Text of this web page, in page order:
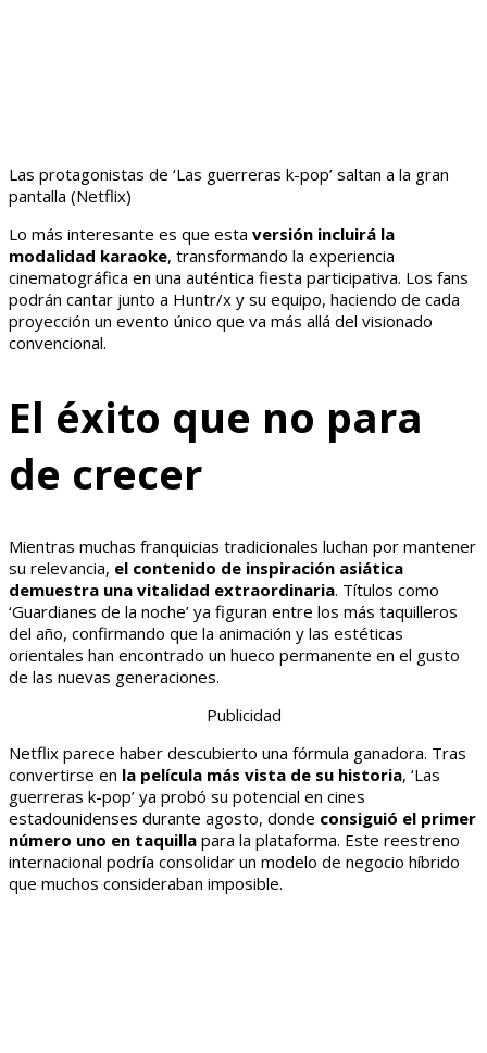
Las protagonistas de ‘Las guerreras k-pop’ saltan a la gran
pantalla (Netflix)
Lo más interesante es que esta versión incluirá la
modalidad karaoke, transformando la experiencia
cinematográfica en una auténtica fiesta participativa. Los fans
podrán cantar junto a Huntr/x y su equipo, haciendo de cada
proyección un evento único que va más allá del visionado
convencional.
El éxito que no para
de crecer
Mientras muchas franquicias tradicionales luchan por mantener
su relevancia, el contenido de inspiración asiática
demuestra una vitalidad extraordinaria. Títulos como
‘Guardianes de la noche’ ya figuran entre los más taquilleros
del año, confirmando que la animación y las estéticas
orientales han encontrado un hueco permanente en el gusto
de las nuevas generaciones.
Publicidad
Netflix parece haber descubierto una fórmula ganadora. Tras
convertirse en la película más vista de su historia, ‘Las
guerreras k-pop’ ya probó su potencial en cines
estadounidenses durante agosto, donde consiguió el primer
número uno en taquilla para la plataforma. Este reestreno
internacional podría consolidar un modelo de negocio híbrido
que muchos consideraban imposible.